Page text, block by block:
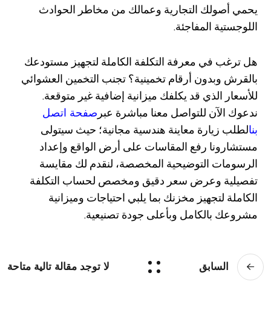
يحمي أصولك التجارية وعمالك من مخاطر الحوادث
اللوجستية المفاجئة.
هل ترغب في معرفة التكلفة الكاملة لتجهيز مستودعك
بالقرش وبدون أرقام تخمينية؟ تجنب التخمين العشوائي
للأسعار الذي قد يكلفك ميزانية إضافية غير متوقعة.
ندعوك الآن للتواصل معنا مباشرة عبر صفحة اتصل
بنالطلب زيارة معاينة هندسية مجانية؛ حيث سيتولى
مستشارونا رفع المقاسات على أرض الواقع وإعداد
الرسومات التوضيحية المخصصة، لنقدم لك مقايسة
تفصيلية وعرض سعر دقيق ومخصص لحساب التكلفة
الكاملة لتجهيز مخزنك بما يلبي احتياجات وميزانية
مشروعك بالكامل وبأعلى جودة تصنيعية.
السابق لا توجد مقالة تالية متاحة